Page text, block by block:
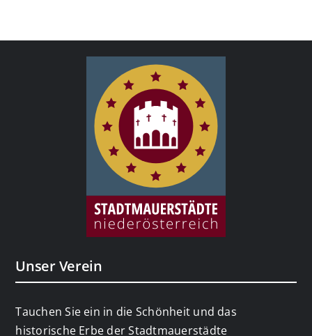
Unser Verein
Tauchen Sie ein in die Schönheit und das
historische Erbe der Stadtmauerstädte